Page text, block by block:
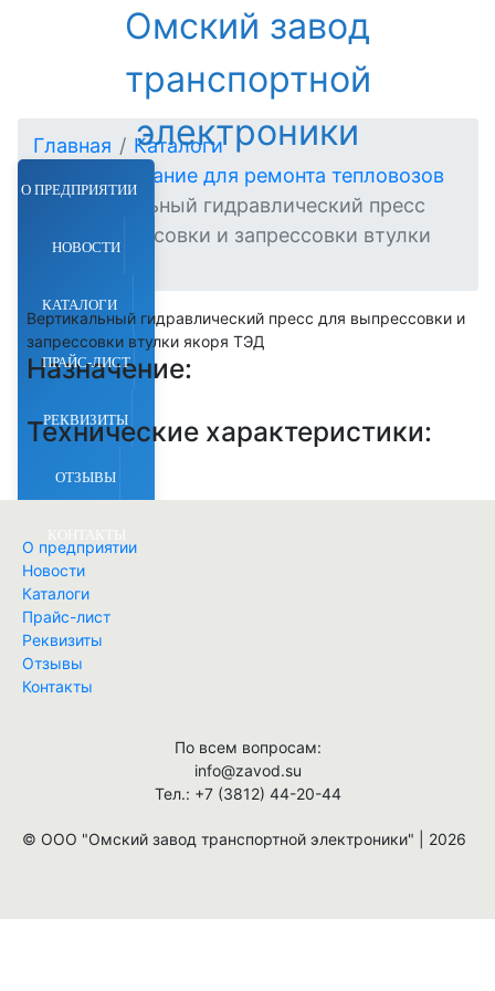
Омский завод
транспортной
электроники
О ПРЕДПРИЯТИИ
НОВОСТИ
КАТАЛОГИ
ПРАЙС-ЛИСТ
РЕКВИЗИТЫ
ОТЗЫВЫ
КОНТАКТЫ
Главная
Каталоги
Оборудование для ремонта тепловозов
Вертикальный гидравлический пресс
для выпрессовки и запрессовки втулки
Вертикальный гидравлический пресс для выпрессовки и
запрессовки втулки якоря ТЭД
Назначение:
Технические характеристики:
О предприятии
Новости
Каталоги
Прайс-лист
Реквизиты
Отзывы
Контакты
По всем вопросам:
info@zavod.su
Тел.: +7 (3812) 44-20-44
© ООО "Омский завод транспортной электроники" | 2026